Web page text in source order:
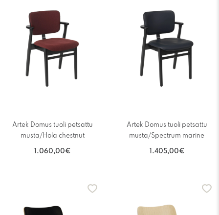
Artek Domus tuoli petsattu
musta/Hola chestnut
1.060,00€
Artek Domus tuoli petsattu
musta/Spectrum marine
1.405,00€